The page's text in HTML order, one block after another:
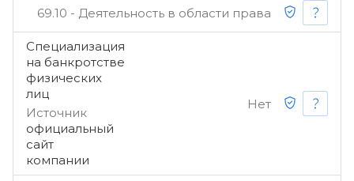
69.10 - Деятельность в области права
Специализация
на банкротстве
физических
лиц
Источник
официальный
сайт
компании
Нет